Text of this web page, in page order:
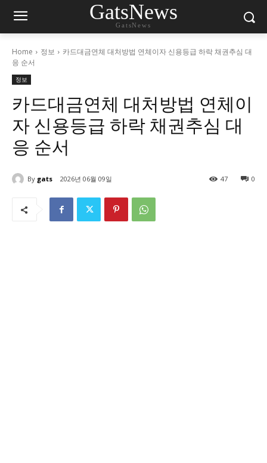
GatsNews
GatsNews
Home 정보
카드대금연체 대처방법 연체이자 신용등급 하락 채권추심 대
응 순서
정보
카드대금연체 대처방법 연체이
자 신용등급 하락 채권추심 대
응 순서
By gats 2026년 06월 09일 0
47